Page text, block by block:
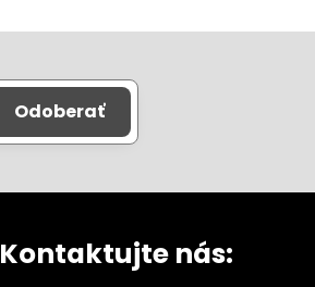
Odoberať
Kontaktujte nás: